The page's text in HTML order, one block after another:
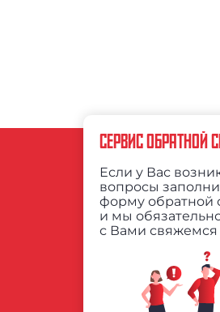
СЕРВИС ОБРАТНОЙ
Если у Вас
вопросы
форму обратной
и мы
с Вами свяжемся